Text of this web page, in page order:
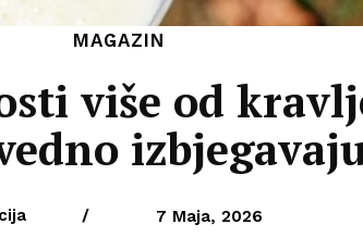
MAGAZIN
više od
/ 7 Maja, 2026